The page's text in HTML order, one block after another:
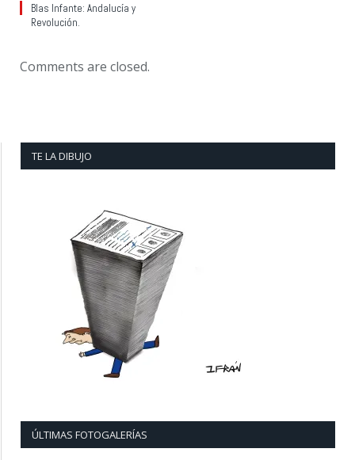
Blas Infante: Andalucía y
Revolución.
Comments are closed.
TE LA DIBUJO
ÚLTIMAS FOTOGALERÍAS